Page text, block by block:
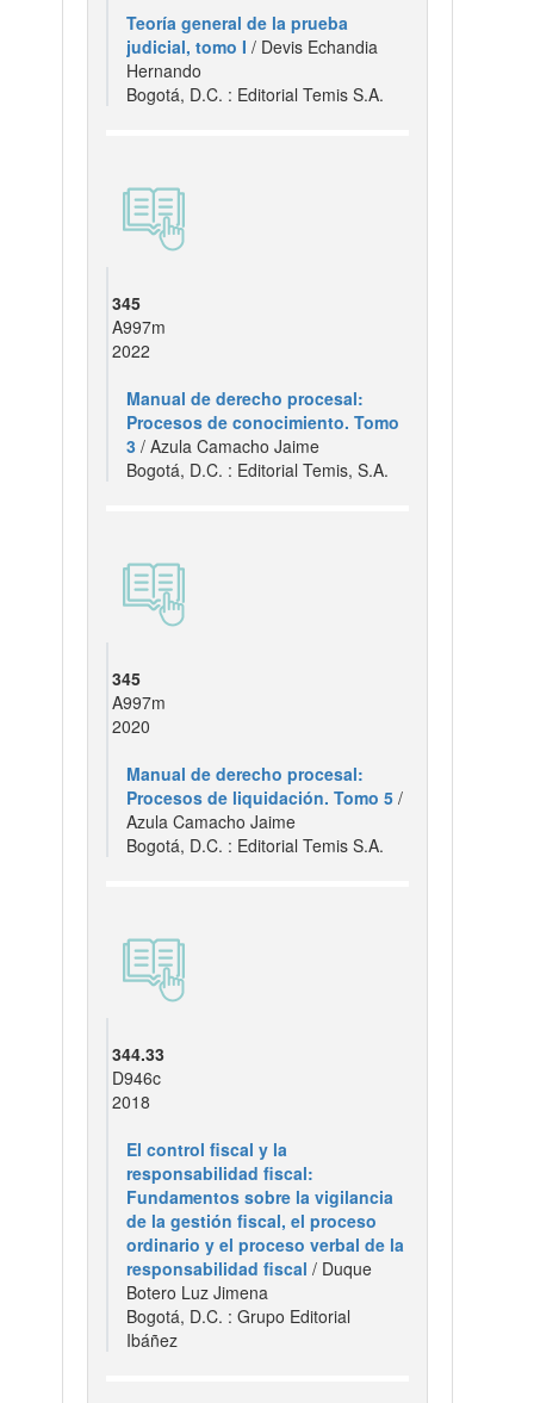
Teoría general de la prueba
judicial, tomo I / Devis Echandia
Hernando
Bogotá, D.C. : Editorial Temis S.A.
345
A997m
2022
Manual de derecho procesal:
Procesos de conocimiento. Tomo
3 / Azula Camacho Jaime
Bogotá, D.C. : Editorial Temis, S.A.
345
A997m
2020
Manual de derecho procesal:
Procesos de liquidación. Tomo 5 /
Azula Camacho Jaime
Bogotá, D.C. : Editorial Temis S.A.
344.33
D946c
2018
El control fiscal y la
responsabilidad fiscal:
Fundamentos sobre la vigilancia
de la gestión fiscal, el proceso
ordinario y el proceso verbal de la
responsabilidad fiscal / Duque
Botero Luz Jimena
Bogotá, D.C. : Grupo Editorial
Ibáñez